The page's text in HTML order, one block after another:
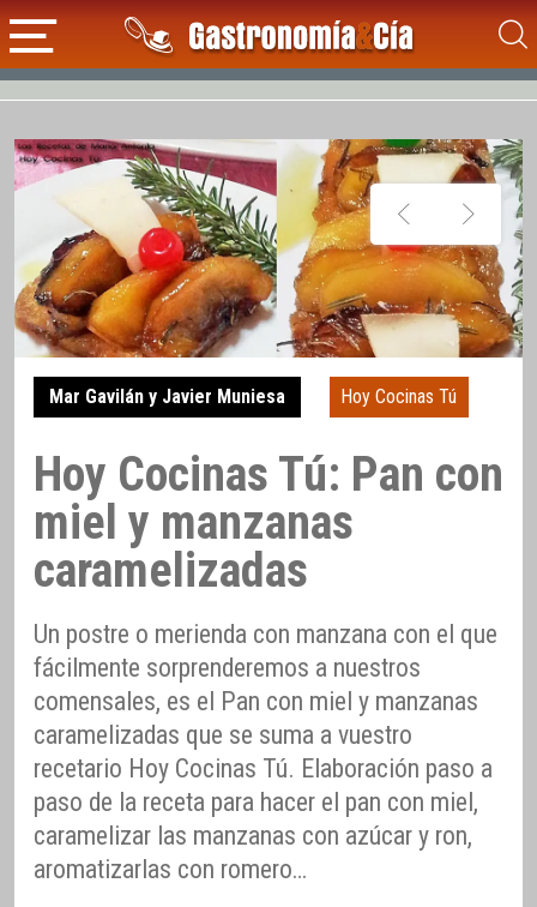
Mar Gavilán y Javier Muniesa Hoy Cocinas Tú
Hoy Cocinas Tú: Pan con
miel y manzanas
caramelizadas
Un postre o merienda con manzana con el que
fácilmente sorprenderemos a nuestros
comensales, es el Pan con miel y manzanas
caramelizadas que se suma a vuestro
recetario Hoy Cocinas Tú. Elaboración paso a
paso de la receta para hacer el pan con miel,
caramelizar las manzanas con azúcar y ron,
aromatizarlas con romero…